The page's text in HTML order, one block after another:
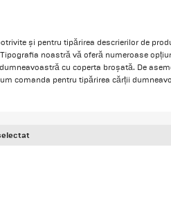
și pentru tipărirea descrierilor de
noastră vă oferă numeroase
cu coperta broșată. De
comanda pentru tipărirea cărții